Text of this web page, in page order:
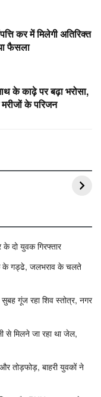
कर में मिलेगी अतिरिक्त
फैसला
के काढ़े पर बढ़ा भरोसा,
के परिजन
दो युवक गिरफ्तार
के गड्ढे, जलभराव के चलते
गूंज रहा शिव स्तोत्र, नगर
से मिलने जा रहा था जेल,
तोड़फोड़, बाहरी युवकों ने